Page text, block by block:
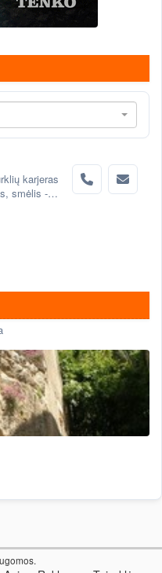
karjeras
smėlis -
skalda